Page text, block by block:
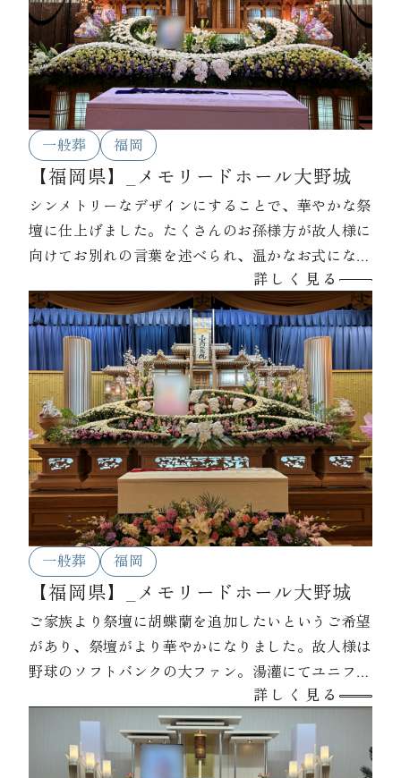
一般葬 福岡
【福岡県】_メモリードホール大野城
シンメトリーなデザインにすることで、華やかな祭
壇に仕上げました。たくさんのお孫様方が故人様に
向けてお別れの言葉を述べられ、温かなお式になり
詳しく見る
一般葬 福岡
【福岡県】_メモリードホール大野城
ご家族より祭壇に胡蝶蘭を追加したいというご希望
があり、祭壇がより華やかになりました。故人様は
野球のソフトバンクの大ファン。湯灌にてユニフォ
ームをお着せし、応援メガフォンをお棺にお納め致
しました。
詳しく見る